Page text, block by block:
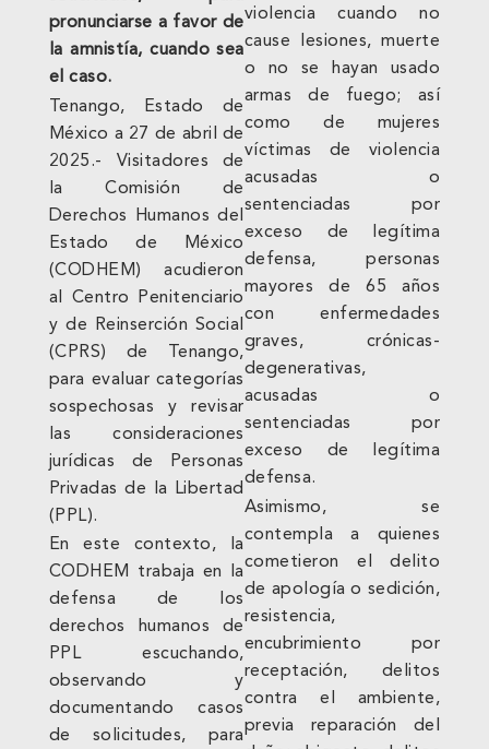
pronunciarse a favor de
la amnistía, cuando sea
el caso.
Tenango, Estado de
México a 27 de abril de
2025.- Visitadores de
la Comisión de
Derechos Humanos del
Estado de México
(CODHEM) acudieron
al Centro Penitenciario
y de Reinserción Social
(CPRS) de Tenango,
para evaluar categorías
sospechosas y revisar
las consideraciones
jurídicas de Personas
Privadas de la Libertad
(PPL).
En este contexto, la
CODHEM trabaja en la
defensa de los
derechos humanos de
PPL escuchando,
observando y
documentando casos
de solicitudes, para
violencia cuando no
cause lesiones, muerte
o no se hayan usado
armas de fuego; así
como de mujeres
víctimas de violencia
acusadas o
sentenciadas por
exceso de legítima
defensa, personas
mayores de 65 años
con enfermedades
graves, crónicas-
degenerativas,
acusadas o
sentenciadas por
exceso de legítima
defensa.
Asimismo, se
contempla a quienes
cometieron el delito
de apología o sedición,
resistencia,
encubrimiento por
receptación, delitos
contra el ambiente,
previa reparación del